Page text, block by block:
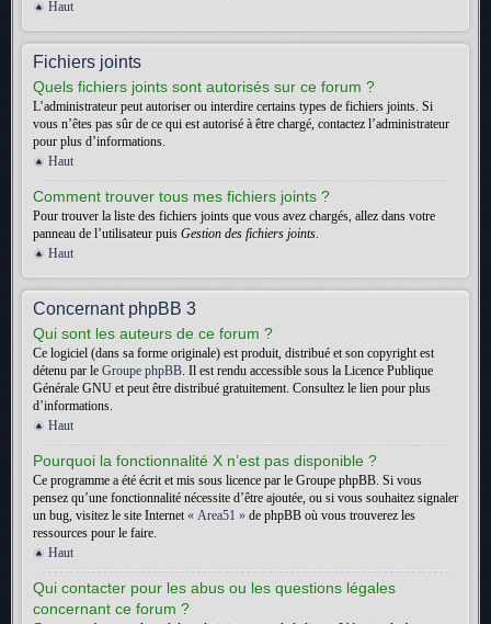
Haut
Fichiers joints
Quels fichiers joints sont autorisés sur ce forum ?
L’administrateur peut autoriser ou interdire certains types de fichiers joints. Si
vous n’êtes pas sûr de ce qui est autorisé à être chargé, contactez l’administrateur
pour plus d’informations.
Haut
Comment trouver tous mes fichiers joints ?
Pour trouver la liste des fichiers joints que vous avez chargés, allez dans votre
panneau de l’utilisateur puis Gestion des fichiers joints.
Haut
Concernant phpBB 3
Qui sont les auteurs de ce forum ?
Ce logiciel (dans sa forme originale) est produit, distribué et son copyright est
détenu par le Groupe phpBB. Il est rendu accessible sous la Licence Publique
Générale GNU et peut être distribué gratuitement. Consultez le lien pour plus
d’informations.
Haut
Pourquoi la fonctionnalité X n’est pas disponible ?
Ce programme a été écrit et mis sous licence par le Groupe phpBB. Si vous
pensez qu’une fonctionnalité nécessite d’être ajoutée, ou si vous souhaitez signaler
un bug, visitez le site Internet« Area51 » de phpBB où vous trouverez les
ressources pour le faire.
Haut
Qui contacter pour les abus ou les questions légales
concernant ce forum ?